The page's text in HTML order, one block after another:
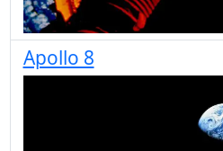
Apollo 8